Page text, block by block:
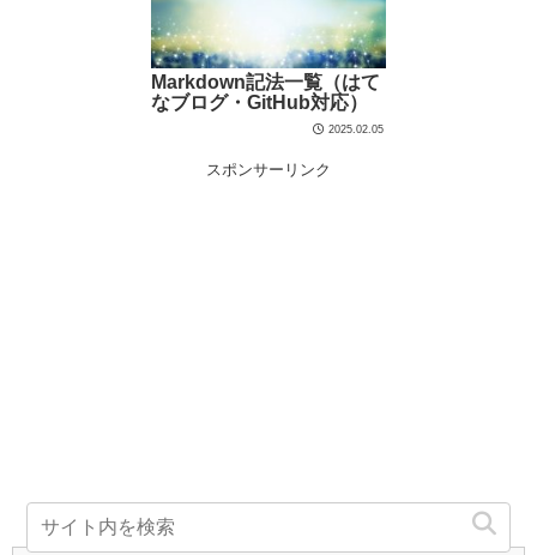
Markdown記法一覧（はて
なブログ・GitHub対応）
2025.02.05
スポンサーリンク